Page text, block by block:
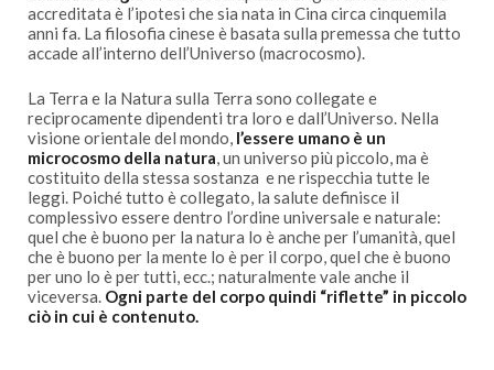
accreditata è l’ipotesi che sia nata in Cina circa cinquemila
anni fa. La filosofia cinese è basata sulla premessa che tutto
accade all’interno dell’Universo (macrocosmo).
La Terra e la Natura sulla Terra sono collegate e
reciprocamente dipendenti tra loro e dall’Universo. Nella
visione orientale del mondo, l’essere umano è un
microcosmo della natura , un universo più piccolo, ma è
costituito della stessa sostanza e ne rispecchia tutte le
leggi. Poiché tutto è collegato, la salute definisce il
complessivo essere dentro l’ordine universale e naturale:
quel che è buono per la natura lo è anche per l’umanità, quel
che è buono per la mente lo è per il corpo, quel che è buono
per uno lo è per tutti, ecc.; naturalmente vale anche il
viceversa. Ogni parte del corpo quindi “riflette” in piccolo
ciò in cui è contenuto.